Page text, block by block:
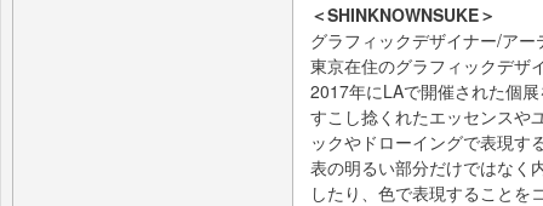
＜SHINKNOWNSUKE＞
グラフィックデザイナー/アー
東京在住のグラフィックデザ
2017年にLAで開催された個
すこし捻くれたエッセンスや
ックやドローイングで表現す
表の明るい部分だけではなく
したり、色で表現することを